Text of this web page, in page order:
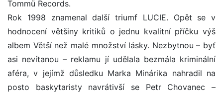
Tommü Records.
Rok 1998 znamenal další triumf LUCIE. Opět se v
hodnocení většiny kritiků o jednu kvalitní příčku výš
albem Větší než malé množství lásky. Nezbytnou – byť
asi nevítanou – reklamu jí udělala bezmála kriminální
aféra, v jejímž důsledku Marka Minárika nahradil na
posto baskytaristy navrátivší se Petr Chovanec –